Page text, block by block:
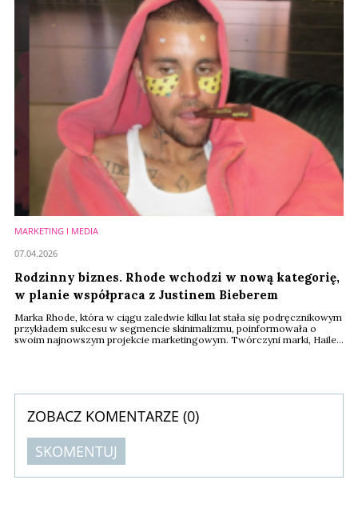
MARKETING I MEDIA
Rodzinny biznes. Rhode wchodzi w nową kategorię,
w planie współpraca z Justinem Bieberem
Marka Rhode, która w ciągu zaledwie kilku lat stała się podręcznikowym
przykładem sukcesu w segmencie skinimalizmu, poinformowała o
swoim najnowszym projekcie marketingowym. Twórczyni marki, Hailey
07.04.2026
ZOBACZ KOMENTARZE (0)
SKOMENTUJ